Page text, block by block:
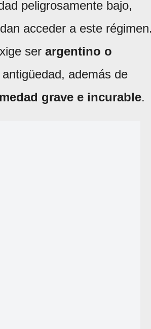
peligrosamente bajo,
acceder a este
ser argentino o
antigüedad, además de
grave e incurable.